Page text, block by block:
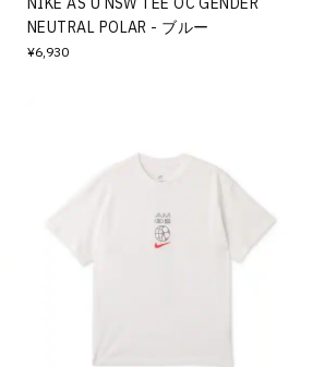
NEUTRAL POLAR - ブルー
¥6,930